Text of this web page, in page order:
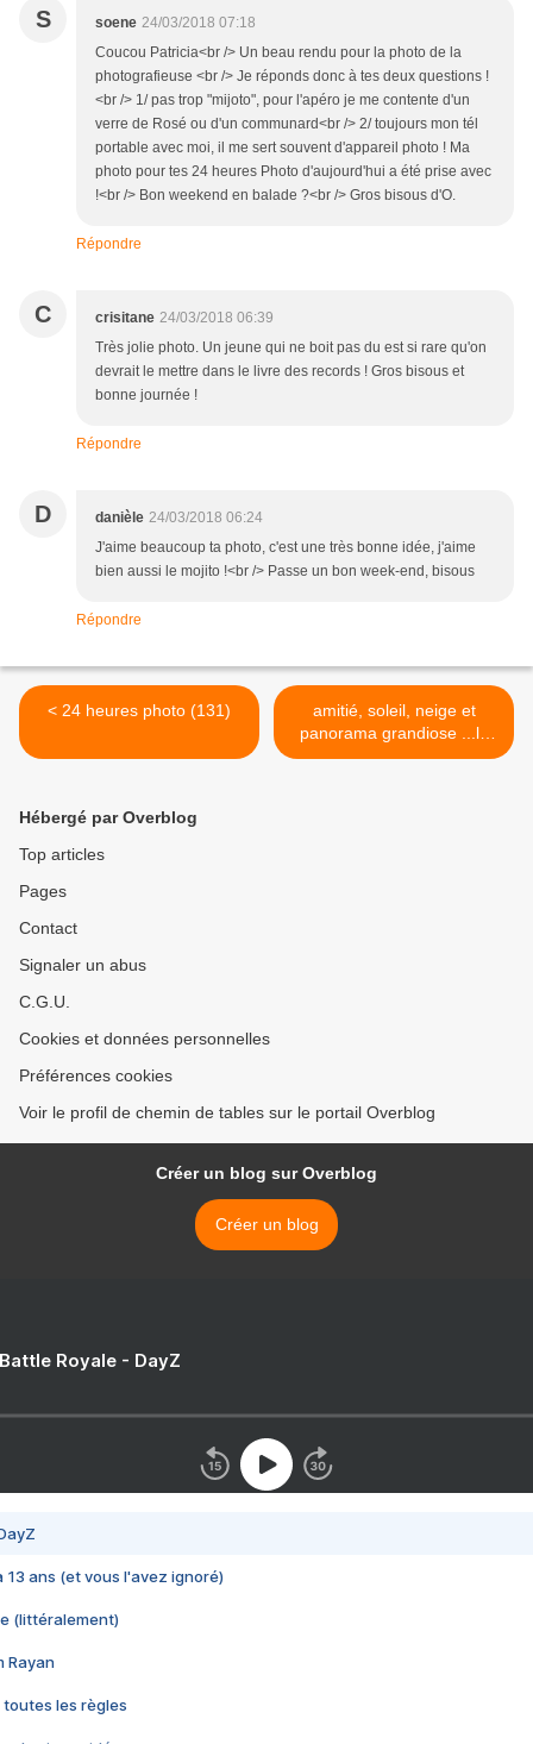
S soene 24/03/2018 07:18
Coucou Patricia<br /> Un beau rendu pour la photo de la
photografieuse <br /> Je réponds donc à tes deux questions !
<br /> 1/ pas trop "mijoto", pour l'apéro je me contente d'un
verre de Rosé ou d'un communard<br /> 2/ toujours mon tél
portable avec moi, il me sert souvent d'appareil photo ! Ma
photo pour tes 24 heures Photo d'aujourd'hui a été prise avec
!<br /> Bon weekend en balade ?<br /> Gros bisous d'O.
Répondre
C crisitane 24/03/2018 06:39
Très jolie photo. Un jeune qui ne boit pas du est si rare qu'on
devrait le mettre dans le livre des records ! Gros bisous et
bonne journée !
Répondre
D danièle 24/03/2018 06:24
J'aime beaucoup ta photo, c'est une très bonne idée, j'aime
bien aussi le mojito !<br /> Passe un bon week-end, bisous
Répondre
< 24 heures photo (131)
amitié, soleil, neige et
panorama grandiose ...le
bonheur quoi !!! >
Hébergé par Overblog
Top articles
Pages
Contact
Signaler un abus
C.G.U.
Cookies et données personnelles
Préférences cookies
Voir le profil de chemin de tables sur le portail Overblog
Créer un blog sur Overblog
Créer un blog
Royale - DayZ
13 ans (et vous l'avez ignoré)
(littéralement)
Rayan
toutes les règles